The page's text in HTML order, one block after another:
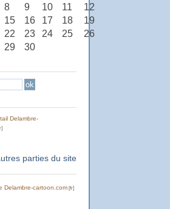
8 9 10 11
12
15 16 17 18
19
22 23 24 25
26
29 30
Delambre-
parties du site
Delambre-cartoon.com